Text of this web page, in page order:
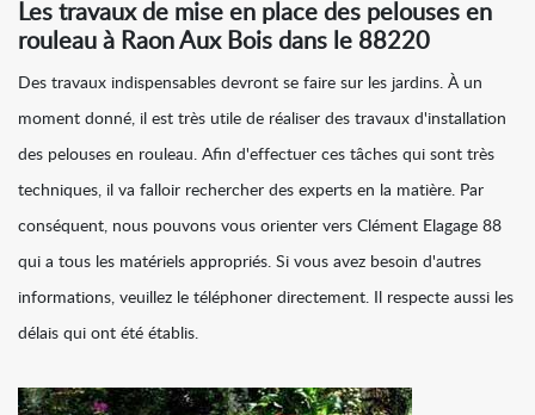
Les travaux de mise en place des pelouses en
rouleau à Raon Aux Bois dans le 88220
Des travaux indispensables devront se faire sur les jardins. À un
moment donné, il est très utile de réaliser des travaux d'installation
des pelouses en rouleau. Afin d'effectuer ces tâches qui sont très
techniques, il va falloir rechercher des experts en la matière. Par
conséquent, nous pouvons vous orienter vers Clément Elagage 88
qui a tous les matériels appropriés. Si vous avez besoin d'autres
informations, veuillez le téléphoner directement. Il respecte aussi les
délais qui ont été établis.